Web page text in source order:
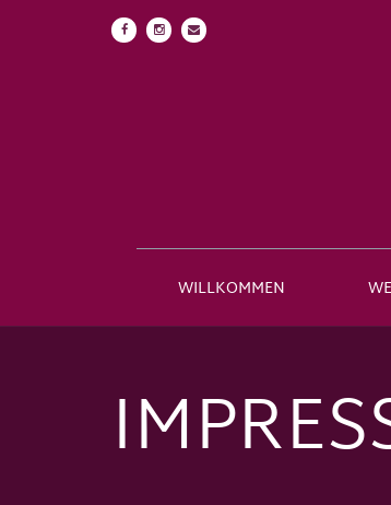
WILLKOMMEN